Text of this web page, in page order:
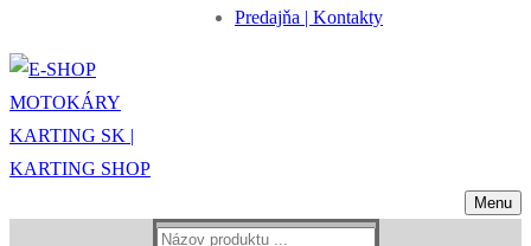
Predajňa | Kontakty
Menu
Hľadať: